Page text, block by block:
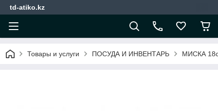
td-atiko.kz
Товары и услуги ПОСУДА И ИНВЕНТАРЬ МИСКА